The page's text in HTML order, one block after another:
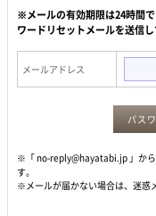
※メールの有効期限は24時間
ワードリセットメールを送信し
メールアドレス
パス
※「 no-reply@hayatabi.jp 」から
す。
※メールが届かない場合は、迷惑